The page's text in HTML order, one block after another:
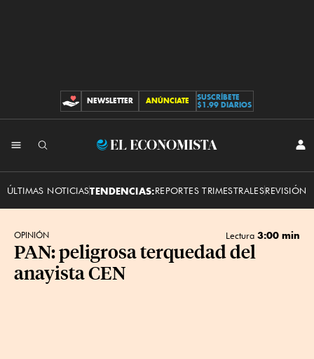
CONTRIBUCIONES
NEWSLETTER ANÚNCIATE
SUSCRÍBETE
$1.99 DIARIOS
El
ÚLTIMAS NOTICIASTENDENCIAS:REPORTES TRIMESTRALESREVISIÓN
OPINIÓN Lectura 3:00 min
PAN: peligrosa terquedad del
anayista CEN